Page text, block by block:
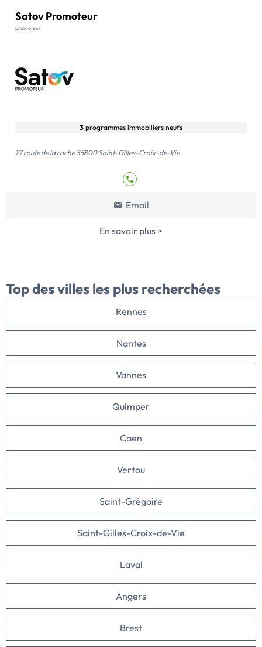
Satov Promoteur
promoteur
3 programmes immobiliers neufs
27 route de la roche 85800 Saint-Gilles-Croix-de-Vie
Email
En savoir plus >
Top des villes les plus recherchées
Rennes
Nantes
Vannes
Quimper
Caen
Vertou
Saint-Grégoire
Saint-Gilles-Croix-de-Vie
Laval
Angers
Brest